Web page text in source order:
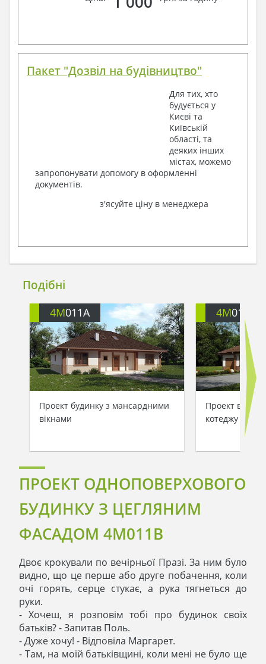
Пакет "Дозвіл на будівництво"
Для тих, хто
будується у
Києві та
Київській
області, та
деяких інших
містах, можемо
запропонувати допомогу в оформленні
документів.
з'ясуйте ціну в менеджера
Подібні
4M011A
Проект будинку з мансардними
вікнами
4M011G
Проект
котеджу з
ПРОЕКТ ОДНОПОВЕРХОВОГО
БУДИНКУ З ЦЕГЛЯНИМ
ФАСАДОМ 4M011B
Двоє крокували по вечірньої Празі. За ним було
видно, що це перше або друге побачення, коли
очі горять, серце стукає, а рука тягнеться до
руки.
- Хочеш, я розповім тобі про будинок своїх
батьків? - Запитав Поль.
- Дуже хочу! - Відповіла Маргарет.
- Там, на моїй батьківщині, коли мені не було ще